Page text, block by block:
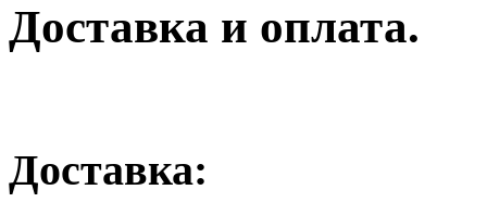
Доставка и оплата.
Доставка: